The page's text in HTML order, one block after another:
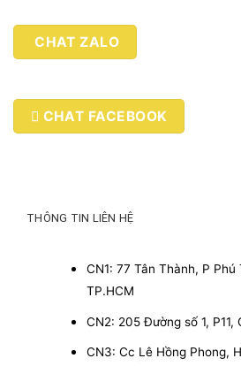
tường
005CHAT ZALO
CHAT FACEBOOK
THÔNG TIN LIÊN HỆ
CN1: 77 Tân Thành, P Phú
TP.HCM
CN2: 205 Đường số 1, P11,
CN3: Cc Lê Hồng Phong,